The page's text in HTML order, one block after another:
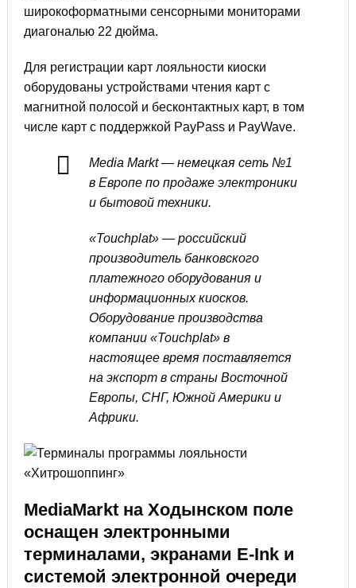
широкоформатными сенсорными мониторами
диагональю 22 дюйма.
Для регистрации карт лояльности киоски
оборудованы устройствами чтения карт с
магнитной полосой и бесконтактных карт, в том
числе карт с поддержкой PayPass и PayWave.
Media Markt — немецкая сеть №1
в Европе по продаже электроники
и бытовой техники.
«Touchplat» — российский
производитель банковского
платежного оборудования и
информационных киосков.
Оборудование производства
компании «Touchplat» в
настоящее время поставляется
на экспорт в страны Восточной
Европы, СНГ, Южной Америки и
Африки.
MediaMarkt на Ходынском поле
оснащен электронными
терминалами, экранами E-Ink и
системой электронной очереди